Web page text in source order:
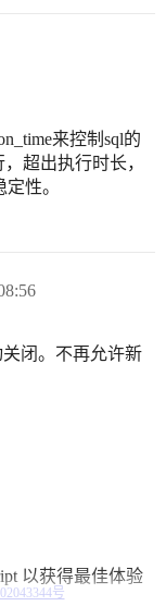
来控制sql的
超出执行时长，
性。
闭。不再允许新
以获得最佳体验
号